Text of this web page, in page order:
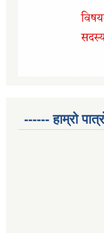
------ हाम्रो